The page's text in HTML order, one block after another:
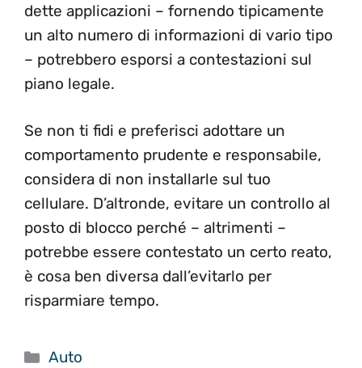
dette applicazioni – fornendo tipicamente
un alto numero di informazioni di vario tipo
– potrebbero esporsi a contestazioni sul
piano legale.
Se non ti fidi e preferisci adottare un
comportamento prudente e responsabile,
considera di non installarle sul tuo
cellulare. D’altronde, evitare un controllo al
posto di blocco perché – altrimenti –
potrebbe essere contestato un certo reato,
è cosa ben diversa dall’evitarlo per
risparmiare tempo.
Categorie
Auto